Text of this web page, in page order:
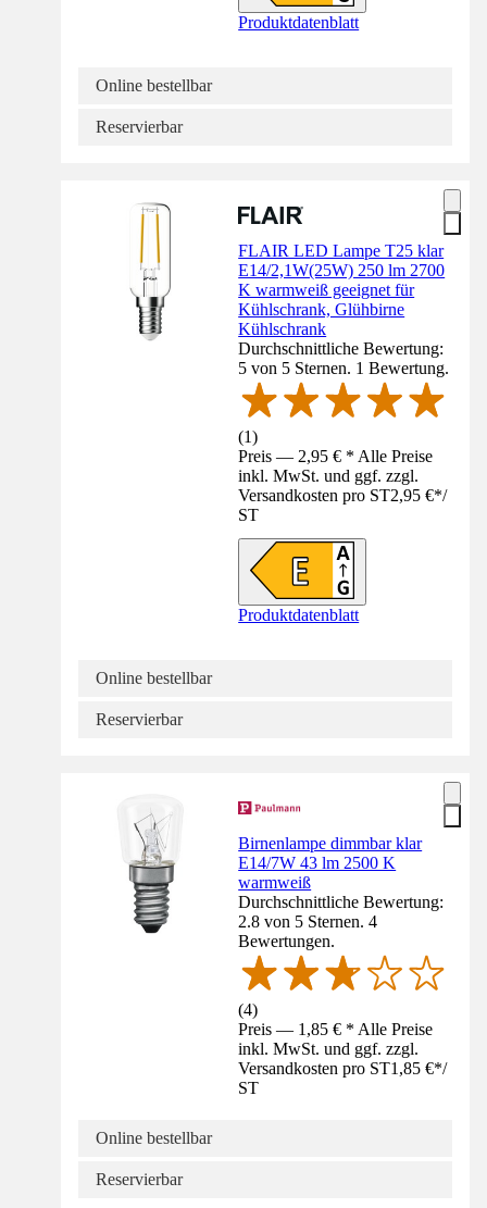
Produktdatenblatt
Online bestellbar
Reservierbar
FLAIR LED Lampe T25 klar
E14/2,1W(25W) 250 lm 2700
K warmweiß geeignet für
Kühlschrank, Glühbirne
Kühlschrank
Durchschnittliche Bewertung:
5 von 5 Sternen. 1 Bewertung.
(1)
Preis — 2,95 € * Alle Preise
inkl. MwSt. und ggf. zzgl.
Versandkosten pro ST2,95 €*/
ST
Produktdatenblatt
Online bestellbar
Reservierbar
Birnenlampe dimmbar klar
E14/7W 43 lm 2500 K
warmweiß
Durchschnittliche Bewertung:
2.8 von 5 Sternen. 4
Bewertungen.
(4)
Preis — 1,85 € * Alle Preise
inkl. MwSt. und ggf. zzgl.
Versandkosten pro ST1,85 €*/
ST
Online bestellbar
Reservierbar